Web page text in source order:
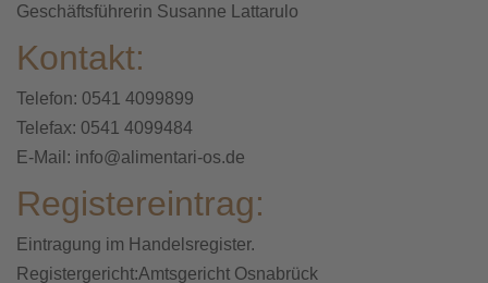
Geschäftsführerin Susanne Lattarulo
Kontakt:
Telefon: 0541 4099899
Telefax: 0541 4099484
E-Mail: info@alimentari-os.de
Registereintrag:
Eintragung im Handelsregister.
Registergericht:Amtsgericht Osnabrück